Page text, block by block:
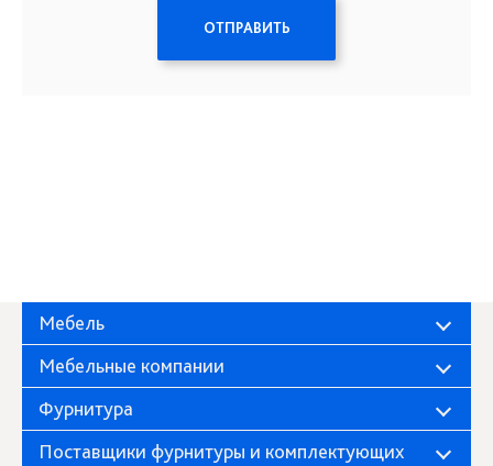
ОТПРАВИТЬ
Мебель
Мебельные компании
Фурнитура
Поставщики фурнитуры и комплектующих